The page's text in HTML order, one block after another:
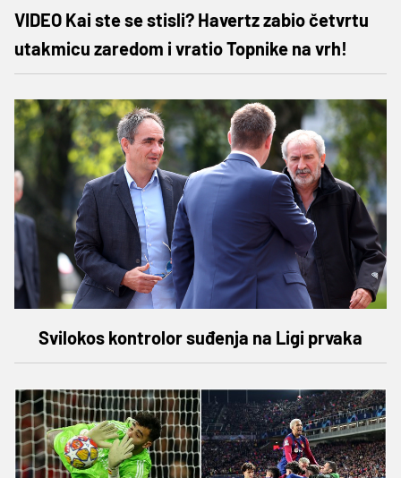
VIDEO Kai ste se stisli? Havertz zabio četvrtu
utakmicu zaredom i vratio Topnike na vrh!
Svilokos kontrolor suđenja na Ligi prvaka